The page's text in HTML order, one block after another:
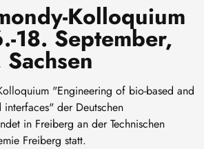
Kolloquium
18. September,
"Engineering of bio-based and
der Deutschen
in Freiberg an der Technischen
Freiberg statt.